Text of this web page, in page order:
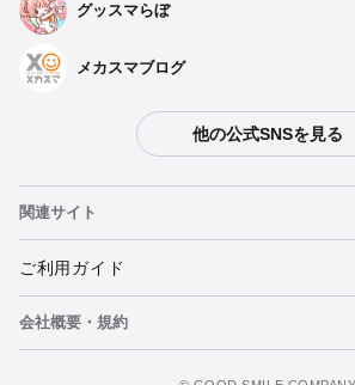
グッスマらぼ
メカスマブログ
他の公式SNSを見る
関連サイト
ねんどろいど
ねんどろいどフェイスメーカー
ご利用ガイド
重要なお知らせ
会社概要・規約